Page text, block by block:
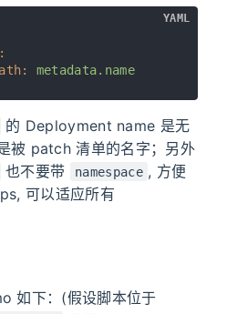
metadata.name
YAML
的 Deployment name 是无
被 patch 清单的名字；另外
也不要带 namespace , 方便
可以适应所有
如下：(假设脚本位于